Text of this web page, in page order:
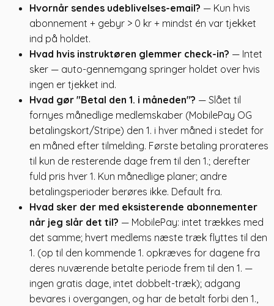
Hvornår sendes udeblivelses-email? — Kun hvis
abonnement + gebyr > 0 kr + mindst én var tjekket
ind på holdet.
Hvad hvis instruktøren glemmer check-in? — Intet
sker — auto-gennemgang springer holdet over hvis
ingen er tjekket ind.
Hvad gør "Betal den 1. i måneden"? — Slået til
fornyes månedlige medlemskaber (MobilePay OG
betalingskort/Stripe) den 1. i hver måned i stedet for
en måned efter tilmelding. Første betaling prorateres
til kun de resterende dage frem til den 1.; derefter
fuld pris hver 1. Kun månedlige planer; andre
betalingsperioder berøres ikke. Default fra.
Hvad sker der med eksisterende abonnementer
når jeg slår det til? — MobilePay: intet trækkes med
det samme; hvert medlems næste træk flyttes til den
1. (op til den kommende 1. opkræves for dagene fra
deres nuværende betalte periode frem til den 1. —
ingen gratis dage, intet dobbelt-træk); adgang
bevares i overgangen, og har de betalt forbi den 1.,